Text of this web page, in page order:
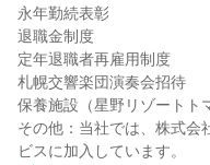
永年勤続表彰
退職金制度
定年退職者再雇用制度
札幌交響楽団演奏会招待
保養施設（星野リゾートト
その他：当社では、株式会
ビスに加入しています。